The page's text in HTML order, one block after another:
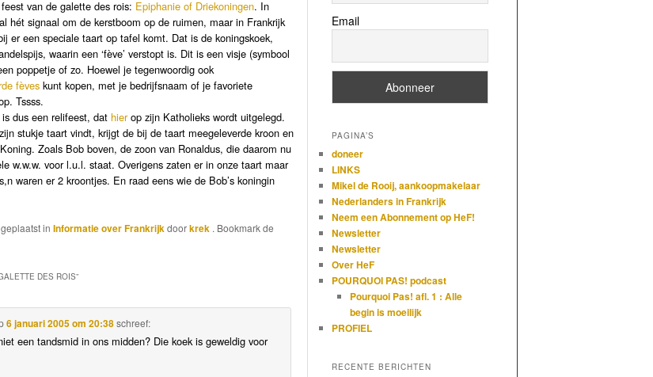
van de galette des rois: Epiphanie of Driekoningen. In
hét signaal om de kerstboom op de ruimen, maar in Frankrijk
er een speciale taart op tafel komt. Dat is de koningskoek,
waarin een ‘fève’ verstopt is. Dit is een visje (symbool
poppetje of zo. Hoewel je tegenwoordig ook
fèves kunt kopen, met je bedrijfsnaam of je favoriete
Tssss.
dus een relifeest, dat hierop zijn Katholieks wordt uitgelegd.
stukje taart vindt, krijgt de bij de taart meegeleverde kroon en
Zoals Bob boven, de zoon van Ronaldus, die daarom nu
w.w.w. voor l.u.l. staat. Overigens zaten er in onze taart maar
waren er 2 kroontjes. En raad eens wie de Bob’s koningin
inInformatie over Frankrijkdoorkrek . Bookmark de
DES ROIS”
6 januari 2005 om 20:38schreef:
een tandsmid in ons midden? Die koek is geweldig voor
Email
PAGINA’S
doneer
LINKS
Mikel de Rooij, aankoopmakelaar
Nederlanders in Frankrijk
Neem een Abonnement op HeF!
Newsletter
Newsletter
Over HeF
POURQUOI PAS! podcast
Pourquoi Pas! afl. 1 : Alle
begin is moeilijk
PROFIEL
RECENTE BERICHTEN